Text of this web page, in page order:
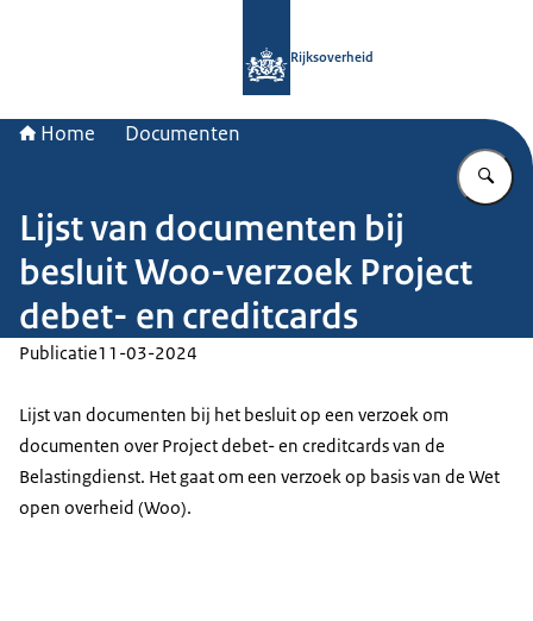
Rijksoverheid
Home Documenten
Lijst van documenten bij
besluit Woo-verzoek Project
debet- en creditcards
Publicatie11-03-2024
Lijst van documenten bij het besluit op een verzoek om
documenten over Project debet- en creditcards van de
Belastingdienst. Het gaat om een verzoek op basis van de Wet
open overheid (Woo).